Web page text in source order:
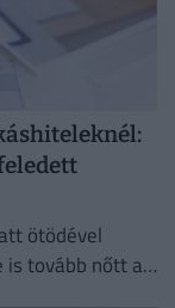
ötödével
is tovább nőtt a